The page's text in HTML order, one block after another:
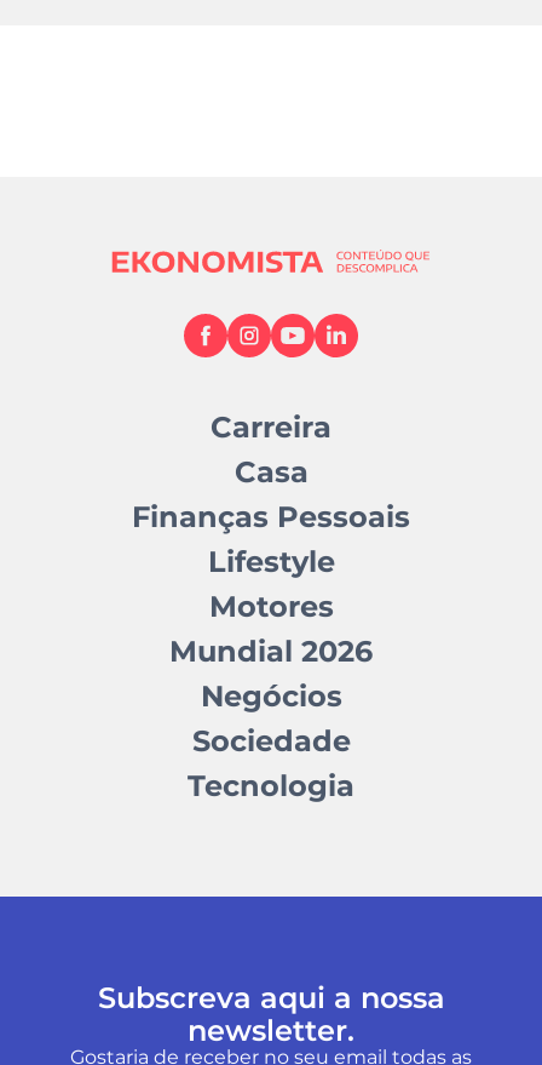
Carreira
Casa
Finanças Pessoais
Lifestyle
Motores
Mundial 2026
Negócios
Sociedade
Tecnologia
Subscreva aqui a nossa
newsletter.
Gostaria de receber no seu email todas as